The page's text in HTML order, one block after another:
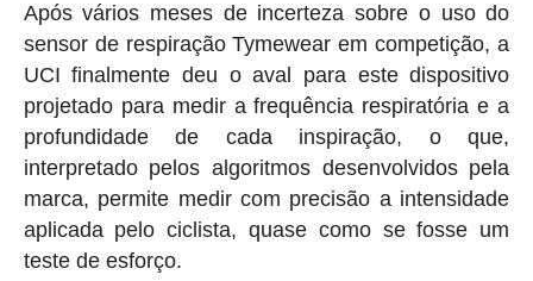
Após vários meses de incerteza sobre o uso do
sensor de respiração Tymewear em competição, a
UCI finalmente deu o aval para este dispositivo
projetado para medir a frequência respiratória e a
profundidade de cada inspiração, o que,
interpretado pelos algoritmos desenvolvidos pela
marca, permite medir com precisão a intensidade
aplicada pelo ciclista, quase como se fosse um
teste de esforço.